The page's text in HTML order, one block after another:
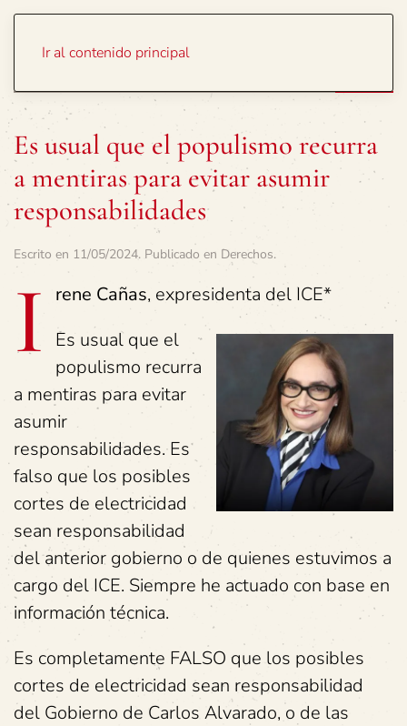
Ir al contenido principal
Es usual que el populismo recurra
a mentiras para evitar asumir
responsabilidades
Escrito en 11/05/2024. Publicado en Derechos.
I rene Cañas, expresidenta del ICE*
Es usual que el
populismo recurra
a mentiras para evitar
asumir
responsabilidades. Es
falso que los posibles
cortes de electricidad
sean responsabilidad
del anterior gobierno o de quienes estuvimos a
cargo del ICE. Siempre he actuado con base en
información técnica.
Es completamente FALSO que los posibles
cortes de electricidad sean responsabilidad
del Gobierno de Carlos Alvarado, o de las